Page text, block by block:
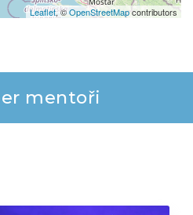
Leaflet, ©OpenStreetMapcontributors
mentoři